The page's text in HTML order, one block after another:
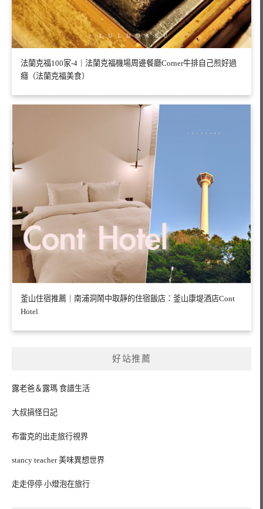
法蘭克福100家-4｜法蘭克福機場周邊餐廳Corner牛排自己煎好過
癮（法蘭克福美食）
釜山住宿推薦｜南浦洞鬧中取靜的住宿飯店：釜山康堤酒店Cont
Hotel
好站推薦
露老爸＆露瑪 食譜生活
大叔搞怪日記
布雷克的出走旅行視界
stancy teacher 美味異想世界
走走停停 小燈泡在旅行